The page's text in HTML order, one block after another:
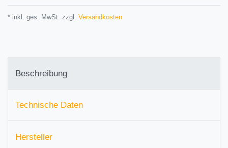
* inkl. ges. MwSt. zzgl. Versandkosten
Beschreibung
Technische Daten
Hersteller